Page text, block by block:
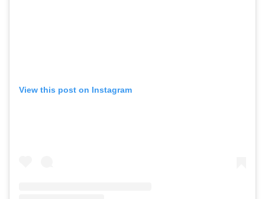
View this post on Instagram